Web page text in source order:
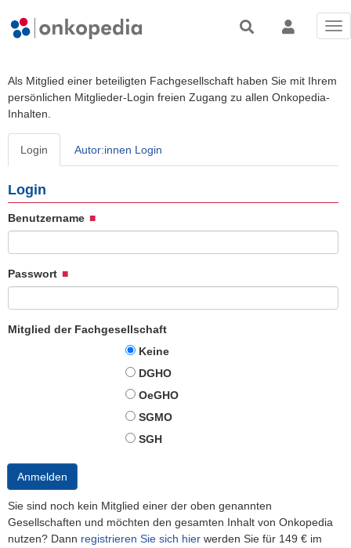
Als Mitglied einer beteiligten Fachgesellschaft haben Sie mit Ihrem
persönlichen Mitglieder-Login freien Zugang zu allen Onkopedia-
Inhalten.
Login Autor:innen Login
Login
Benutzername
Passwort
Mitglied der Fachgesellschaft
Keine
DGHO
OeGHO
SGMO
SGH
Anmelden
Sie sind noch kein Mitglied einer der oben genannten
Gesellschaften und möchten den gesamten Inhalt von Onkopedia
nutzen? Dann registrieren Sie sich hier werden Sie für 149 € im